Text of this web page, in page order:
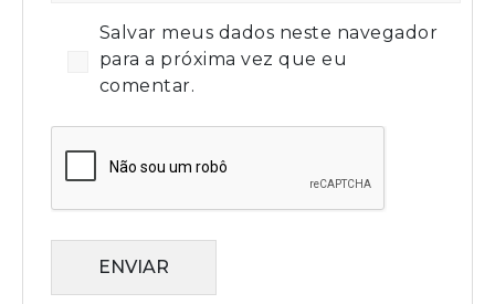
Salvar meus dados neste navegador
para a próxima vez que eu
comentar.
ENVIAR